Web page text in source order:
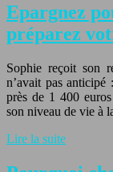
Epargnez
préparez
Sophie reçoit son
n’avait pas anticipé
près de 1 400
son niveau de vie à
Lire la suite